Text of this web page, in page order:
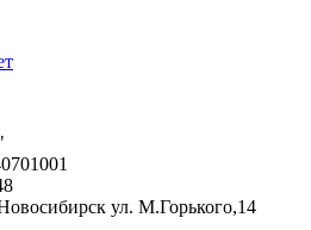
ул. М.Горького,14